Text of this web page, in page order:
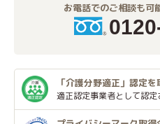
お電話でのご相談も可
「介護分野適正」 認定を
適正認定事業者として認定